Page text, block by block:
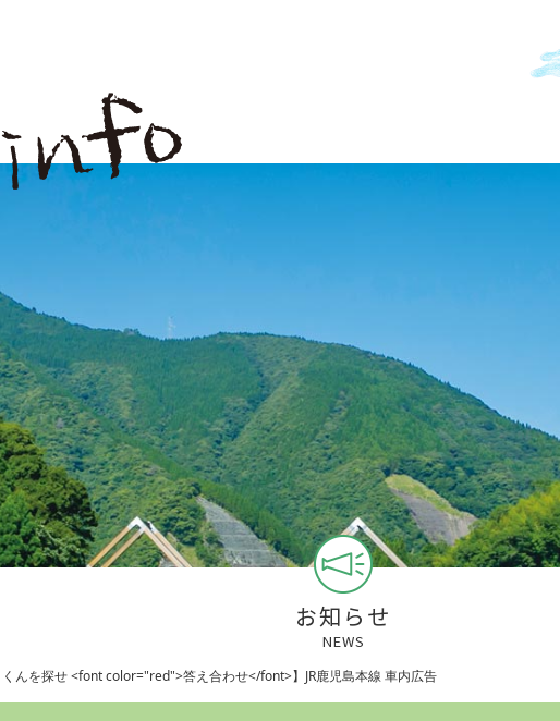
お知らせ
NEWS
くんを探せ <font color="red">答え合わせ</font>】JR鹿児島本線 車内広告